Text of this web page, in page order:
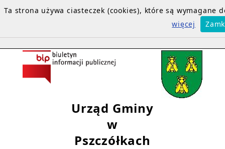
Urząd Gminy
w
Pszczółkach
Ta strona używa ciasteczek (cookies), które są
więcej